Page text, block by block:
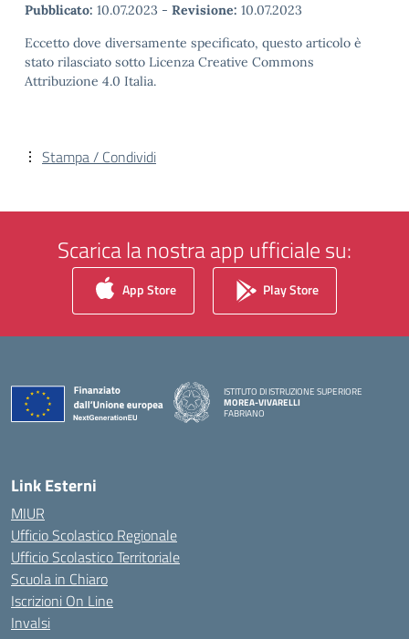
Pubblicato: 10.07.2023 - Revisione: 10.07.2023
Eccetto dove diversamente specificato, questo articolo è
stato rilasciato sotto Licenza Creative Commons
Attribuzione 4.0 Italia.
Stampa / Condividi
Scarica la nostra app ufficiale su:
App Store Play Store
ISTITUTO DI ISTRUZIONE SUPERIORE
MOREA-VIVARELLI
FABRIANO
Link Esterni
MIUR
Ufficio Scolastico Regionale
Ufficio Scolastico Territoriale
Scuola in Chiaro
Iscrizioni On Line
Invalsi